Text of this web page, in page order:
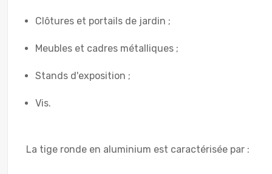
Clôtures et portails de jardin ;
Meubles et cadres métalliques ;
Stands d'exposition ;
Vis.
La tige ronde en aluminium est caractérisée par :